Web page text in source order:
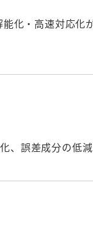
化・高速対応化が
誤差成分の低減